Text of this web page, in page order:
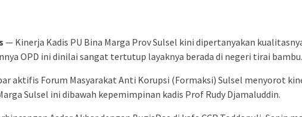
— Kinerja Kadis PU Bina Marga Prov Sulsel kini dipertanyakan
OPD ini dinilai sangat tertutup layaknya berada di negeri tirai bambu.
aktifis Forum Masyarakat Anti Korupsi (Formaksi) Sulsel menyorot
Sulsel ini dibawah kepemimpinan kadis Prof Rudy Djamaluddin.